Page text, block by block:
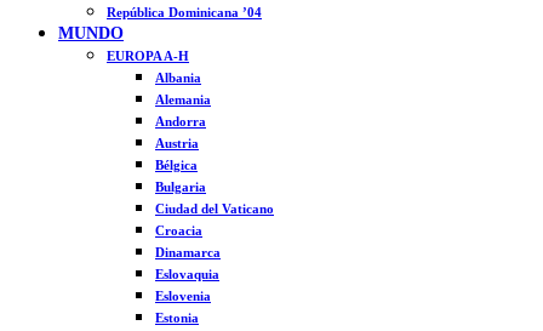
República Dominicana ’04
MUNDO
EUROPA A-H
Albania
Alemania
Andorra
Austria
Bélgica
Bulgaria
Ciudad del Vaticano
Croacia
Dinamarca
Eslovaquia
Eslovenia
Estonia